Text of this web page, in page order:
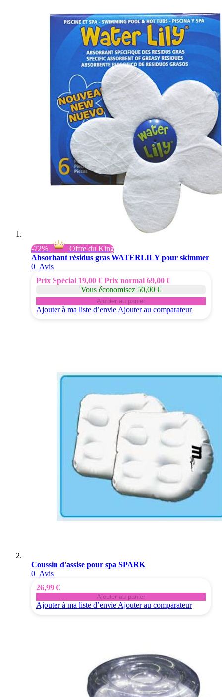
-72%
Offre du King
Absorbant résidus gras WATERLILY pour skimmer
0 Avis
Prix Spécial 19,00 € Prix normal 69,00 €
Vous économisez 50,00 €
Ajouter au panier
Ajouter à ma liste d’envie Ajouter au comparateur
Coussin d'assise pour spa SPARK
0 Avis
26,99 €
Ajouter au panier
Ajouter à ma liste d’envie Ajouter au comparateur